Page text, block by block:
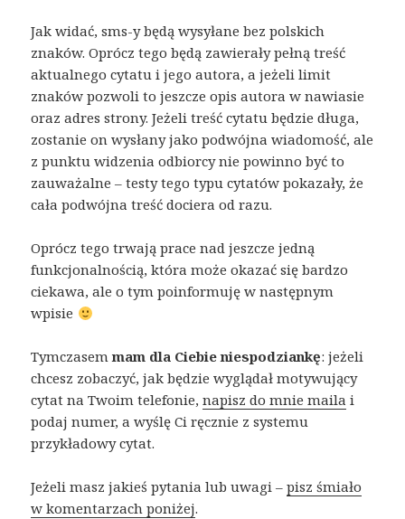
Jak widać, sms-y będą wysyłane bez polskich
znaków. Oprócz tego będą zawierały pełną treść
aktualnego cytatu i jego autora, a jeżeli limit
znaków pozwoli to jeszcze opis autora w nawiasie
oraz adres strony. Jeżeli treść cytatu będzie długa,
zostanie on wysłany jako podwójna wiadomość, ale
z punktu widzenia odbiorcy nie powinno być to
zauważalne – testy tego typu cytatów pokazały, że
cała podwójna treść dociera od razu.
Oprócz tego trwają prace nad jeszcze jedną
funkcjonalnością, która może okazać się bardzo
ciekawa, ale o tym poinformuję w następnym
wpisie
Tymczasemmam dla Ciebie niespodziankę: jeżeli
chcesz zobaczyć, jak będzie wyglądał motywujący
cytat na Twoim telefonie,napisz do mnie maila i
podaj numer, a wyślę Ci ręcznie z systemu
przykładowy cytat.
Jeżeli masz jakieś pytania lub uwagi –pisz śmiało
w komentarzach poniżej.